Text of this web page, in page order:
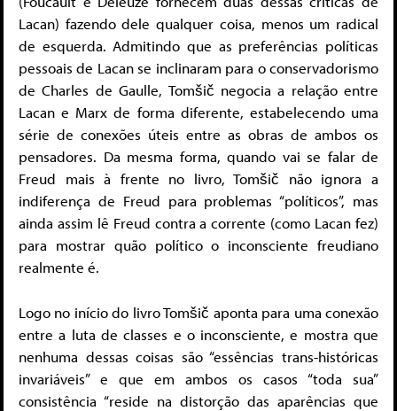
Lacan) fazendo dele qualquer coisa, menos um radical
de esquerda. Admitindo que as preferências políticas
pessoais de Lacan se inclinaram para o conservadorismo
de Charles de Gaulle, Tomšič negocia a relação entre
Lacan e Marx de forma diferente, estabelecendo uma
série de conexões úteis entre as obras de ambos os
pensadores. Da mesma forma, quando vai se falar de
Freud mais à frente no livro, Tomšič não ignora a
indiferença de Freud para problemas “políticos”, mas
ainda assim lê Freud contra a corrente (como Lacan fez)
para mostrar quão político o inconsciente freudiano
realmente é.
Logo no início do livro Tomšič aponta para uma conexão
entre a luta de classes e o inconsciente, e mostra que
nenhuma dessas coisas são “essências trans-históricas
invariáveis” e que em ambos os casos “toda sua”
consistência “reside na distorção das aparências que